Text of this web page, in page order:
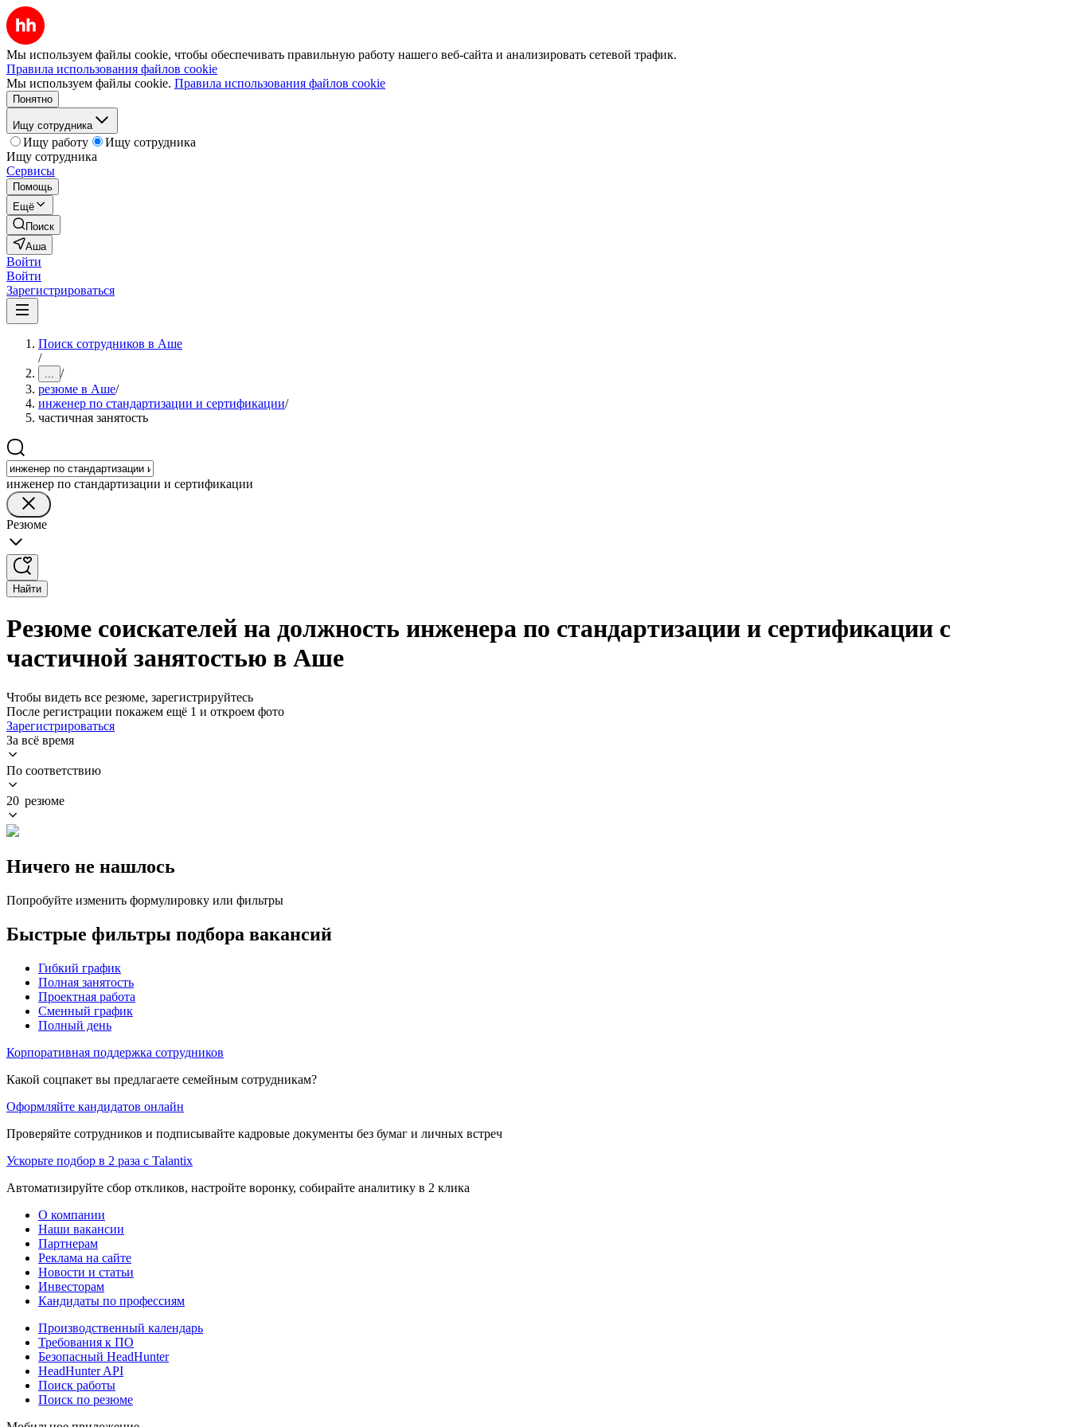
Мы используем файлы cookie, чтобы обеспечивать правильную работу нашего веб-сайта и анализировать сетевой трафик.
Правила использования файлов cookie
Мы используем файлы cookie. Правила использования файлов cookie
Понятно
Ищу сотрудника
Ищу работу
Ищу сотрудника
Ищу сотрудника
Сервисы
Помощь
Ещё
Поиск
Аша
Войти
Войти
Зарегистрироваться
Поиск сотрудников в Аше
/
... /
резюме в Аше/
инженер по стандартизации и сертификации/
частичная занятость
инженер по стандартизации и сертификации
Резюме
Найти
Резюме соискателей на должность инженера по стандартизации и сертификации с
частичной занятостью в Аше
Чтобы видеть все резюме, зарегистрируйтесь
После регистрации покажем ещё 1 и откроем фото
Зарегистрироваться
За всё время
По соответствию
20 резюме
Ничего не нашлось
Попробуйте изменить формулировку или фильтры
Быстрые фильтры подбора вакансий
Гибкий график
Полная занятость
Проектная работа
Сменный график
Полный день
Корпоративная поддержка сотрудников
Какой соцпакет вы предлагаете семейным сотрудникам?
Оформляйте кандидатов онлайн
Проверяйте сотрудников и подписывайте кадровые документы без бумаг и личных встреч
Ускорьте подбор в 2 раза с Talantix
Автоматизируйте сбор откликов, настройте воронку, собирайте аналитику в 2 клика
О компании
Наши вакансии
Партнерам
Реклама на сайте
Новости и статьи
Инвесторам
Кандидаты по профессиям
Производственный календарь
Требования к ПО
Безопасный HeadHunter
HeadHunter API
Поиск работы
Поиск по резюме